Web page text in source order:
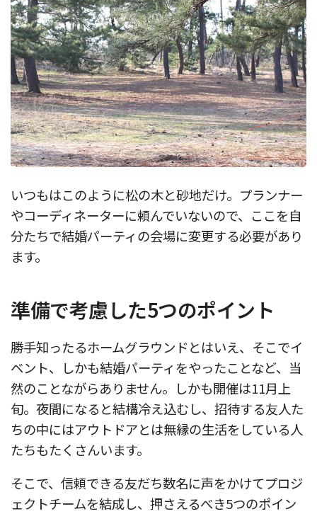
いつもはこのように松の木と砂地だけ。プランナー
やコーディネーターに頼んでいないので、ここを自
分たちで結婚パーティの会場に変更する必要があり
ます。
準備で考慮した5つのポイント
勝手知ったるホームグラウンドとはいえ、そこでイ
ベント、しかも結婚パーティをやったことなど、当
然のことながらありません。しかも開催は11月上
旬。夜間になると結構冷え込むし、招待する友人た
ちの中にはアウトドアとは無縁の生活をしている人
たちもたくさんいます。
そこで、信頼できる友だち数名に声をかけてプロジ
ェクトチームを結成し、押さえるべき5つのポイン